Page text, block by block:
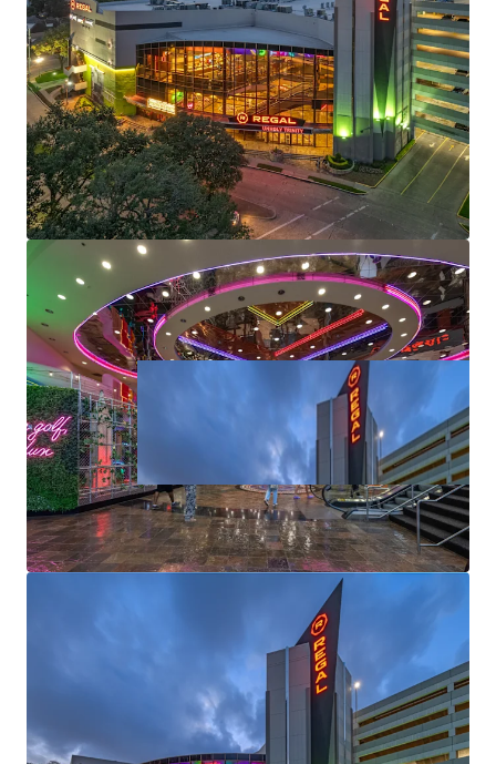
Irreplaceable location with unparalleled
demographics
Durable contractual revenue from 8.5 year WALT of
Regal Theater and Holey Moley
$10M recent capital upgrades completed in 2025
Long term covered land play for mixed-use
development opportunity at a compelling basis